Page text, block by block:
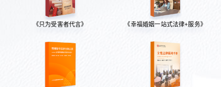
《只为受害者代言》 《幸福婚姻一站式法律+服务》